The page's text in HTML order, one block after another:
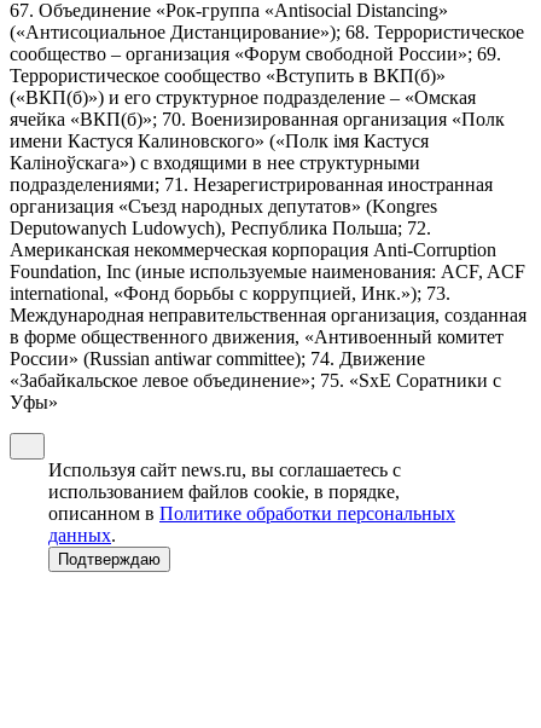
67. Объединение «Рок-группа «Antisocial Distancing»
(«Антисоциальное Дистанцирование»); 68. Террористическое
сообщество – организация «Форум свободной России»; 69.
Террористическое сообщество «Вступить в ВКП(б)»
(«ВКП(б)») и его структурное подразделение – «Омская
ячейка «ВКП(б)»; 70. Военизированная организация «Полк
имени Кастуся Калиновского» («Полк iмя Кастуся
Калiноўскага») с входящими в нее структурными
подразделениями; 71. Незарегистрированная иностранная
организация «Съезд народных депутатов» (Kongres
Deputowanych Ludowych), Республика Польша; 72.
Американская некоммерческая корпорация Anti-Corruption
Foundation, Inc (иные используемые наименования: ACF, ACF
international, «Фонд борьбы с коррупцией, Инк.»); 73.
Международная неправительственная организация, созданная
в форме общественного движения, «Антивоенный комитет
России» (Russian antiwar committee); 74. Движение
«Забайкальское левое объединение»; 75. «SxE Соратники с
Уфы»
Используя сайт news.ru, вы соглашаетесь с
использованием файлов cookie, в порядке,
описанном в Политике обработки персональных
данных.
Подтверждаю